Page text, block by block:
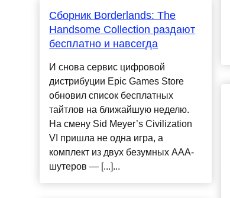
Сборник Borderlands: The
Handsome Collection раздают
бесплатно и навсегда
И снова сервис цифровой
дистрибуции Epic Games Store
обновил список бесплатных
тайтлов на ближайшую неделю.
На смену Sid Meyer’s Civilization
VI пришла не одна игра, а
комплект из двух безумных AAA-
шутеров — [...]...